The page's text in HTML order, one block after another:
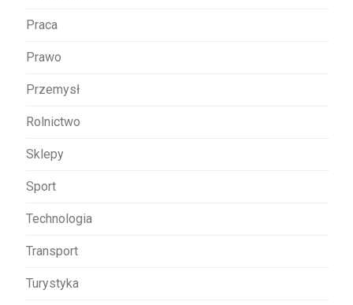
Praca
Prawo
Przemysł
Rolnictwo
Sklepy
Sport
Technologia
Transport
Turystyka